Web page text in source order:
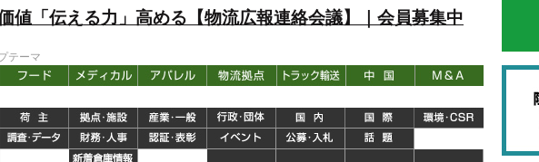
値「伝える力」高める【物流広報連絡会議】｜会員募集中
テーマ